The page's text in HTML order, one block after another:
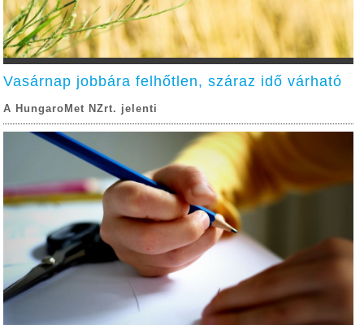
Vasárnap jobbára felhőtlen, száraz idő várható
A HungaroMet NZrt. jelenti